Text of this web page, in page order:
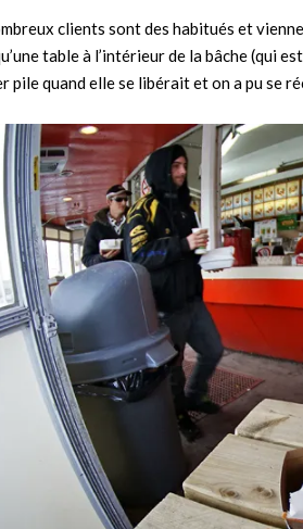
clients sont des habitués et
table à l’intérieur de la bâche (qui
pile quand elle se libérait et on a pu se